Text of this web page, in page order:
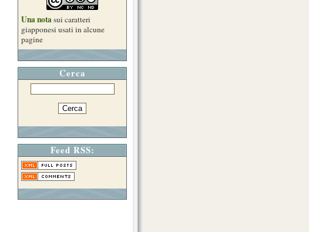
Una notasui caratteri
giapponesi usati in alcune
pagine
Cerca
Feed RSS: